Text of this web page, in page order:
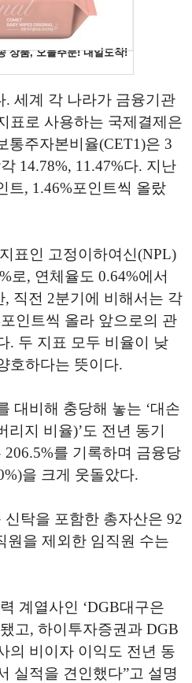
세계 각 나라가 금융기관
표로 사용하는 국제결제은
통주자본비율(CET1)은 3
14.78%, 11.47%다. 지난
트, 1.46%포인트씩 올랐
표인 고정이하여신(NPL)
로, 연체율도 0.64%에서
직전 2분기에 비해서는 각
인트씩 올라 앞으로의 관
. 두 지표 모두 비율이 낮
호하다는 뜻이다.
대비해 충당해 놓는 ‘대손
지 비율)’도 전년 동기
를 기록하며 금융당
을 크게 웃돌았다.
탁을 포함한 총자산은 92
원을 제외한 임직원 수는
계열사인 ‘DGB대구은
고, 하이투자증권과 DGB
의 비이자 이익도 전년 동
실적을 견인했다”고 설명